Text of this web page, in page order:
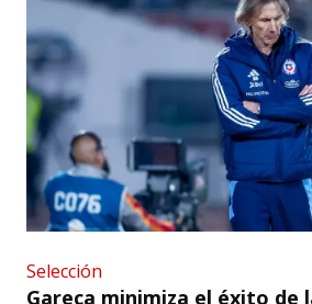
Selección
Gareca minimiza el éxito de